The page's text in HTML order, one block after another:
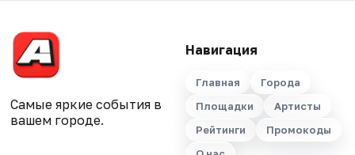
Самые яркие события в
вашем городе.
Навигация
Главная
Города
Площадки
Артисты
Рейтинги
Промокоды